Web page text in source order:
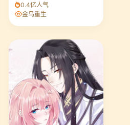
0.4亿人气
金乌重生